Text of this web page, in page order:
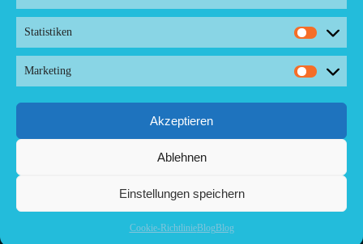
Statistiken
Marketing
Akzeptieren
Ablehnen
Einstellungen speichern
Cookie-RichtlinieBlogBlog
Kontakt/ Contact
Copyright ©2024 Palma.Restaurant
Contacto/Kontakt: Agencia de Marketing/Redaktionsbüro
Voreau & Friends - DE-Düsseldorf - Kein Kundenverkehr
Tel Whatsapp: +53-5-46 53 105